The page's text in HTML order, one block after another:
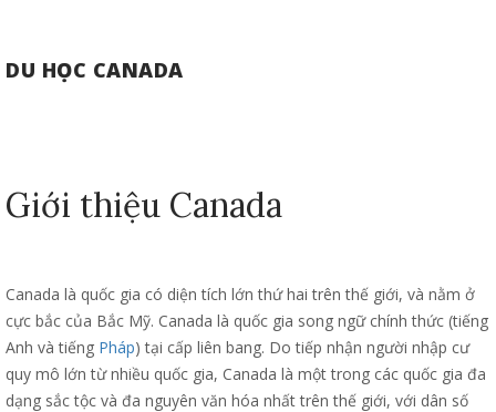
DU HỌC CANADA
Giới thiệu Canada
Canada là quốc gia có diện tích lớn thứ hai trên thế giới, và nằm ở
cực bắc của Bắc Mỹ. Canada là quốc gia song ngữ chính thức (tiếng
Anh và tiếng Pháp) tại cấp liên bang. Do tiếp nhận người nhập cư
quy mô lớn từ nhiều quốc gia, Canada là một trong các quốc gia đa
dạng sắc tộc và đa nguyên văn hóa nhất trên thế giới, với dân số